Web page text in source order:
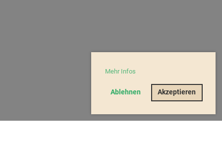
Mehr Infos
Ablehnen Akzeptieren